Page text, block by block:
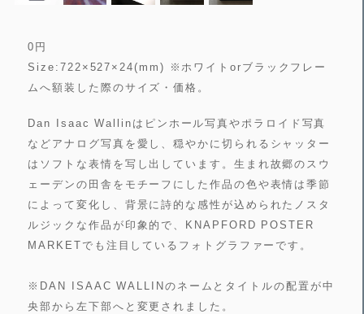
0 円
Size:722×527×24(mm) ※ホワイトorブラックフレー
ムへ額装した際のサイズ・価格。
Dan Isaac Wallinはピンホール写真やポラロイド写真
などアナログ写真を愛し、穏やかに切られるシャッター
はソフトな表情を写し出しています。生まれ故郷のスウ
ェーデンの田舎をモチーフにした作品の色や表情は季節
によって変化し、背景に詩的な感性が込められたノスタ
ルジックな作品が印象的で、KNAPFORD POSTER
MARKETでも注目しているフォトグラファーです。
※DAN ISAAC WALLINのネームとタイトルの配置が中
央部から左下部へと変更されました。